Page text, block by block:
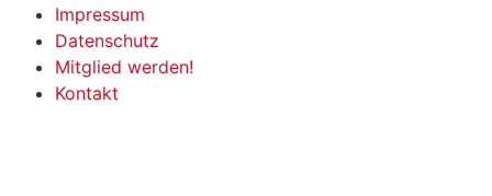
Impressum
Datenschutz
Mitglied werden!
Kontakt